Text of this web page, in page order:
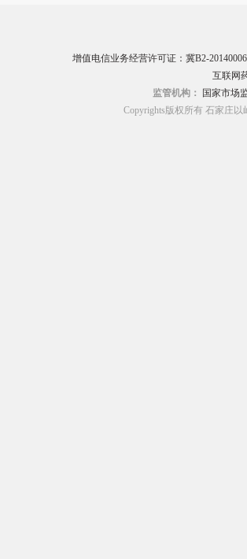
增值电信业务经营许可证：冀B2-20140006
互联网
监管机构：
国家市场
Copyrights版权所有 石家庄